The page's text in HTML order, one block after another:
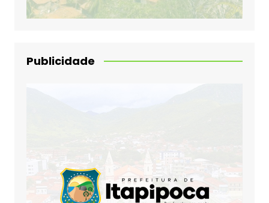
Publicidade